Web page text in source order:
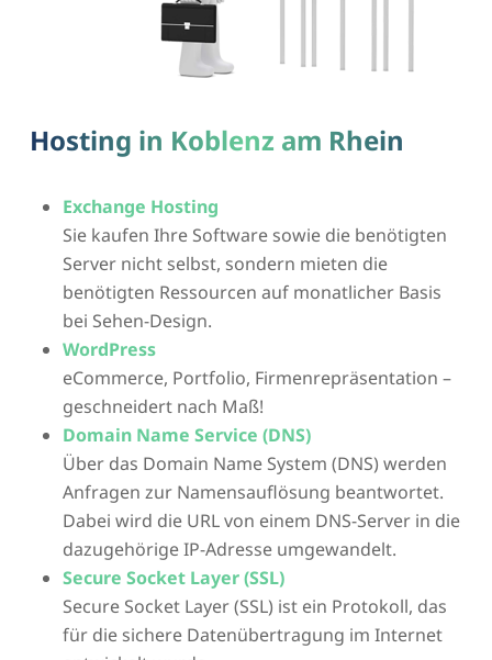
Hosting in Koblenz am Rhein
Exchange Hosting
Sie kaufen Ihre Software sowie die benötigten
Server nicht selbst, sondern mieten die
benötigten Ressourcen auf monatlicher Basis
bei Sehen-Design.
WordPress
eCommerce, Portfolio, Firmenrepräsentation –
geschneidert nach Maß!
Domain Name Service (DNS)
Über das Domain Name System (DNS) werden
Anfragen zur Namensauflösung beantwortet.
Dabei wird die URL von einem DNS-Server in die
dazugehörige IP-Adresse umgewandelt.
Secure Socket Layer (SSL)
Secure Socket Layer (SSL) ist ein Protokoll, das
für die sichere Datenübertragung im Internet